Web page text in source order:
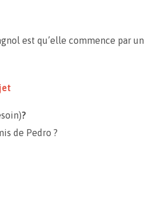
est qu’elle commence par un
?
de Pedro ?